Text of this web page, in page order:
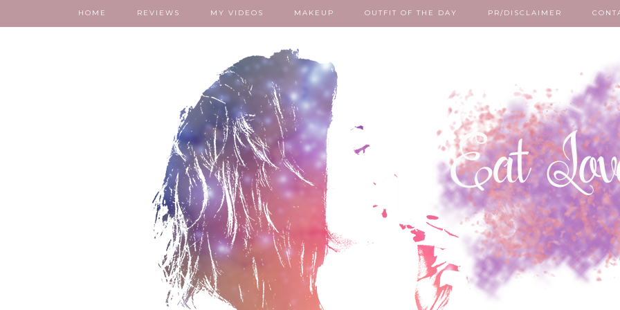
HOME REVIEWS MY VIDEOS MAKEUP OUTFIT OF THE DAY PR/DISCLAIMER